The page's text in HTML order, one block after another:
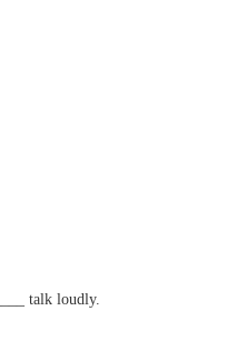
talk loudly.